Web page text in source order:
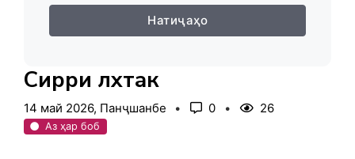
Натиҷаҳо
Сирри лӯхтак
14 май 2026, Панҷшанбе 0 26
Аз ҳар боб